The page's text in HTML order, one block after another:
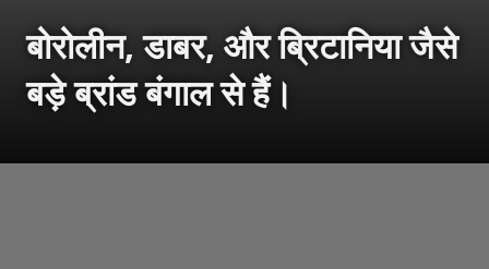
बोरोलीन, डाबर, और ब्रिटानिया जैसे
बड़े ब्रांड बंगाल से हैं।